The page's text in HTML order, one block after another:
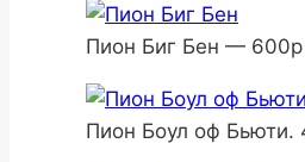
Пион Биг Бен — 600р
Пион Боул оф Бьюти.